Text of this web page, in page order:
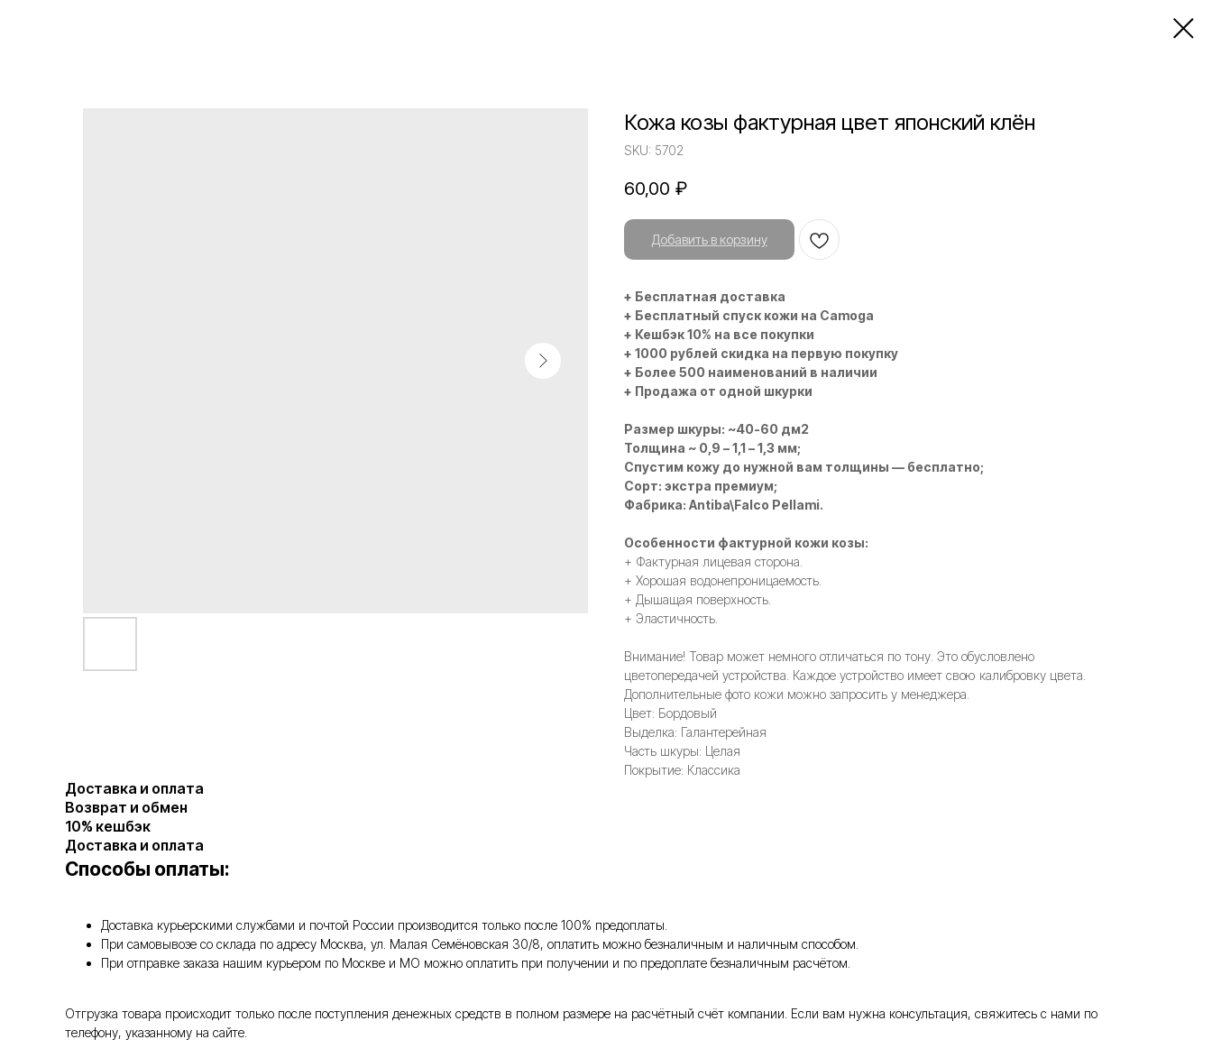
Кожа козы фактурная цвет японский клён
SKU: 5702
60,00 ₽
Добавить в корзину
+ Бесплатная доставка
+ Бесплатный спуск кожи на Camoga
+ Кешбэк 10% на все покупки
+ 1000 рублей скидка на первую покупку
+ Более 500 наименований в наличии
+ Продажа от одной шкурки
Размер шкуры: ~40-60 дм2
Толщина ~ 0,9 – 1,1 – 1,3 мм;
Спустим кожу до нужной вам толщины — бесплатно;
Сорт: экстра премиум;
Фабрика: Antiba\Falco Pellami.
Особенности фактурной кожи козы:
+ Фактурная лицевая сторона.
+ Хорошая водонепроницаемость.
+ Дышащая поверхность.
+ Эластичность.
Внимание! Товар может немного отличаться по тону. Это обусловлено
цветопередачей устройства. Каждое устройство имеет свою калибровку цвета.
Дополнительные фото кожи можно запросить у менеджера.
Цвет: Бордовый
Выделка: Галантерейная
Часть шкуры: Целая
Покрытие: Классика
Доставка и оплата
Возврат и обмен
10% кешбэк
Доставка и оплата
Способы оплаты:
Доставка курьерскими службами и почтой России производится только после 100% предоплаты.
При самовывозе со склада по адресу Москва, ул. Малая Семёновская 30/8, оплатить можно безналичным и наличным способом.
При отправке заказа нашим курьером по Москве и МО можно оплатить при получении и по предоплате безналичным расчётом.
Отгрузка товара происходит только после поступления денежных средств в полном размере на расчётный счёт компании. Если вам нужна консультация, свяжитесь с нами по
телефону, указанному на сайте.